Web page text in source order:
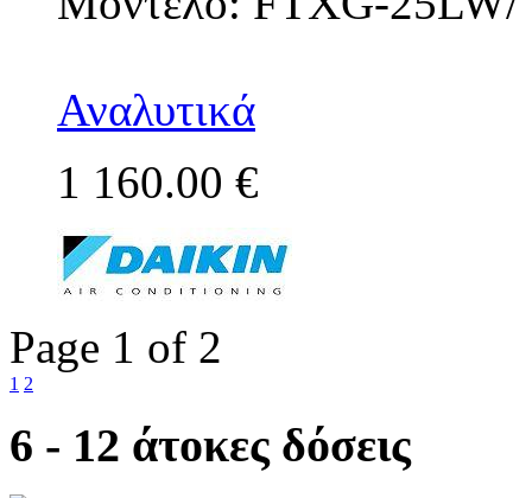
Αναλυτικά
1 160.00 €
Page 1 of 2
1 2
6 - 12 άτοκες δόσεις